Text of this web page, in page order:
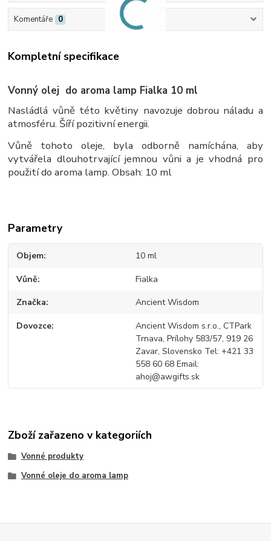
Komentáře 0
Kompletní specifikace
Vonný olej do aroma lamp Fialka 10 ml
Nasládlá vůně této květiny navozuje dobrou náladu a
atmosféru. Šíří pozitivní energii.
Vůně tohoto oleje, byla odborně namíchána, aby
vytvářela dlouhotrvající jemnou vůni a je vhodná pro
použití do aroma lamp. Obsah: 10 ml
Parametry
Objem 10 ml
Vůně Fialka
Značka Ancient Wisdom
Dovozce
Ancient Wisdom s.r.o., CTPark
Trnava, Prílohy 583/57, 919 26
Zavar, Slovensko Tel: +421 33
558 60 68 Email:
ahoj@awgifts.sk
Zboží zařazeno v kategoriích
Vonné produkty
Vonné oleje do aroma lamp